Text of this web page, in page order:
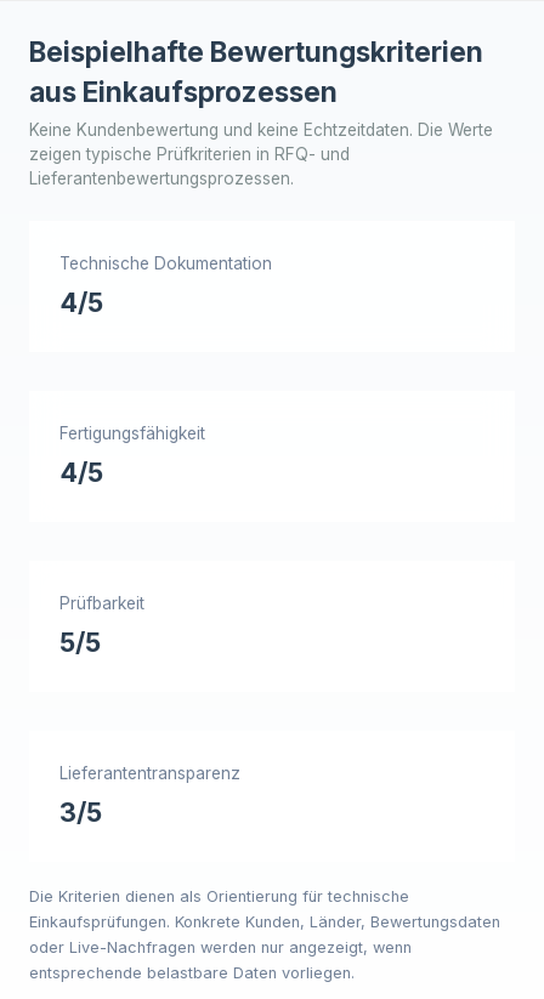
Beispielhafte Bewertungskriterien
aus Einkaufsprozessen
Keine Kundenbewertung und keine Echtzeitdaten. Die Werte
zeigen typische Prüfkriterien in RFQ- und
Lieferantenbewertungsprozessen.
Technische Dokumentation
4/5
Fertigungsfähigkeit
4/5
Prüfbarkeit
5/5
Lieferantentransparenz
3/5
Die Kriterien dienen als Orientierung für technische
Einkaufsprüfungen. Konkrete Kunden, Länder, Bewertungsdaten
oder Live-Nachfragen werden nur angezeigt, wenn
entsprechende belastbare Daten vorliegen.